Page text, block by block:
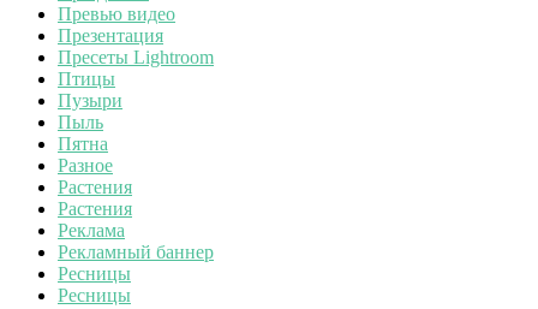
Превью видео
Презентация
Пресеты Lightroom
Птицы
Пузыри
Пыль
Пятна
Разное
Растения
Растения
Реклама
Рекламный баннер
Ресницы
Ресницы